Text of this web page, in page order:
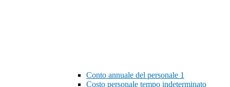
Conto annuale del personale 1
Costo personale tempo indeterminato